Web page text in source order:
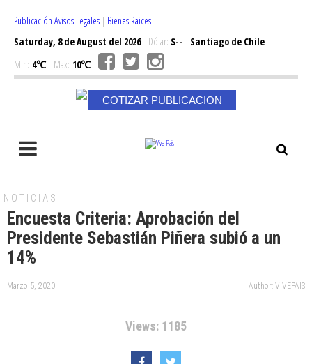
Publicación Avisos Legales | Bienes Raices
Saturday, 8 de August del 2026Dólar: $--
Santiago de Chile
Min: 4℃ Max: 10℃
COTIZAR PUBLICACION
NOTICIAS
Encuesta Criteria: Aprobación del
Presidente Sebastián Piñera subió a un
14%
Marzo 5, 2020 Author: VIVEPAIS
Views: 1185